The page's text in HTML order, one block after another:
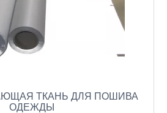
ТКАНЬ ДЛЯ ПОШИВА
ОДЕЖДЫ